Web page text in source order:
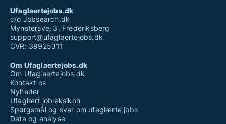
Ufaglært vikar
Vikar ufaglært plejehjem
Ufaglaertejobs.dk
c/o Jobsearch.dk
Mynstersvej 3, Frederiksberg
support@ufaglaertejobs.dk
CVR: 39925311
Om Ufaglaertejobs.dk
Om Ufaglaertejobs.dk
Kontakt os
Nyheder
Ufaglært jobleksikon
Spørgsmål og svar om ufaglærte jobs
Data og analyse